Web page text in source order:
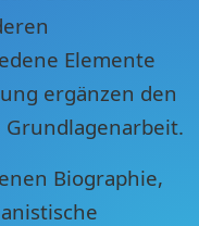
Elemente
ergänzen den
Biographie,